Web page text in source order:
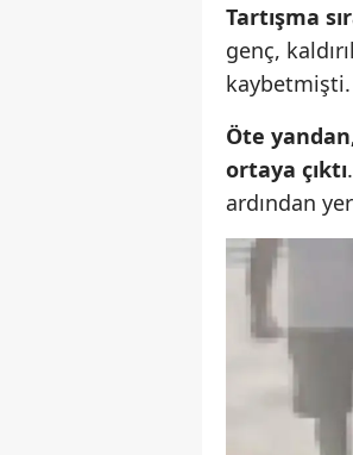
Tartışma
genç,
kaybetmişti.
Öte
ortaya çıktı
ardından